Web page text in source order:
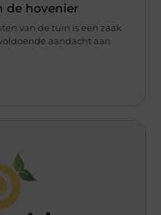
de hovenier
van de tuin is een zaak
aandacht aan